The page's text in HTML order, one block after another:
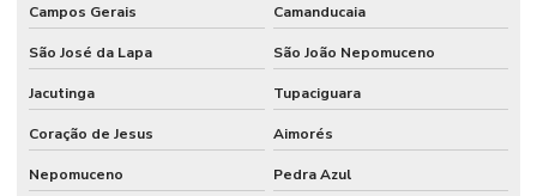
Campos Gerais Camanducaia
São José da Lapa São João Nepomuceno
Jacutinga Tupaciguara
Coração de Jesus Aimorés
Nepomuceno Pedra Azul